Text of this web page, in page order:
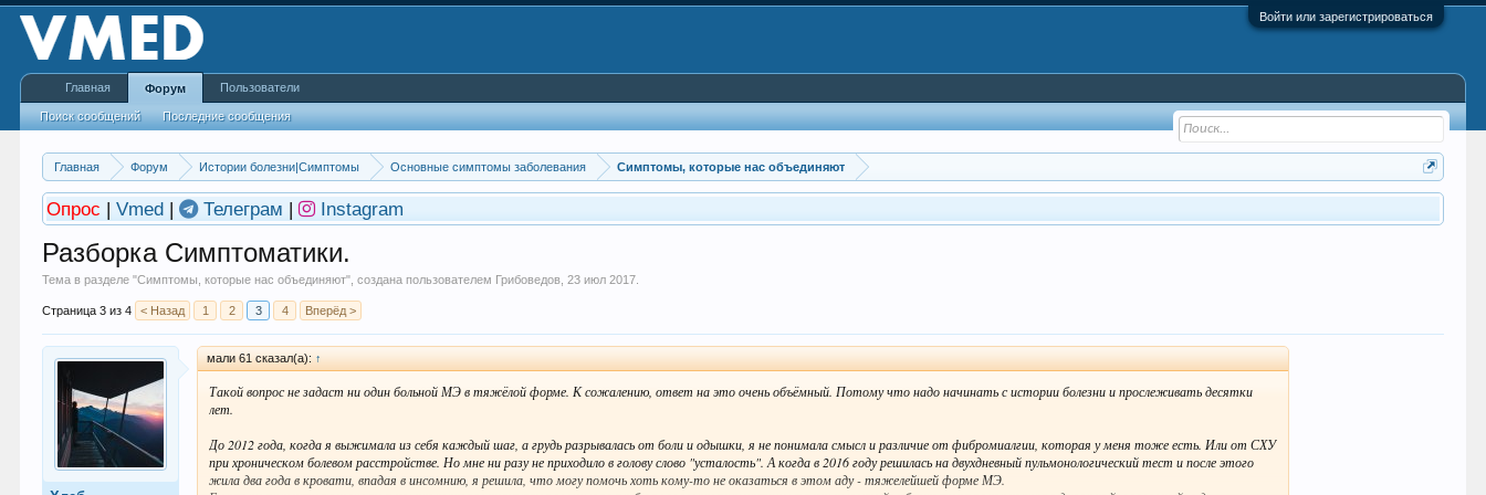
Войти или зарегистрироваться
Главная Форум Истории болезни|Симптомы Основные симптомы заболевания Симптомы, которые нас объединяют
Опрос |Vmed | Телеграм | Instagram
Разборка Симптоматики.
Тема в разделе "Симптомы, которые нас объединяют", создана пользователем Грибоведов ,23 июл 2017
Страница 3 из 4 < Назад 1 2 3 4 Вперёд >
мали 61 сказал(а): ↑
Такой вопрос не задаст ни один больной МЭ в тяжёлой форме. К сожалению, ответ на это очень объёмный. Потому что надо начинать с истории болезни и прослеживать десятки
лет.
До 2012 года, когда я выжимала из себя каждый шаг, а грудь разрывалась от боли и одышки, я не понимала смысл и различие от фибромиалгии, которая у меня тоже есть. Или от СХУ
при хроническом болевом расстройстве. Но мне ни разу не приходило в голову слово "усталость". А когда в 2016 году решилась на двухдневный пульмонологический тест и после этого
жила два года в кровати, впадая в инсомнию, я решила, что могу помочь хоть кому-то не оказаться в этом аду - тяжелейшей форме МЭ.
Главная Форум
Поиск сообщений Последние сообщения
Пользователи